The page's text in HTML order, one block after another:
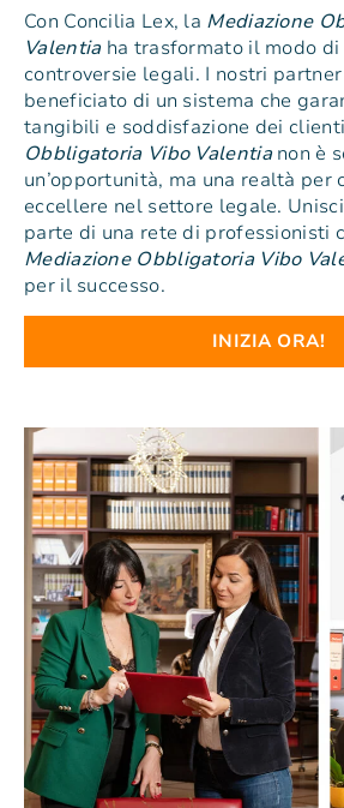
Con Concilia Lex, la Mediazione
Valentia ha trasformato il modo
controversie legali. I nostri
beneficiato di un sistema che
tangibili e soddisfazione dei
Obbligatoria Vibo Valentianon è
un’opportunità, ma una realtà per
eccellere nel settore legale.
parte di una rete di professionisti
Mediazione Obbligatoria Vibo
per il successo.
INIZIA ORA!